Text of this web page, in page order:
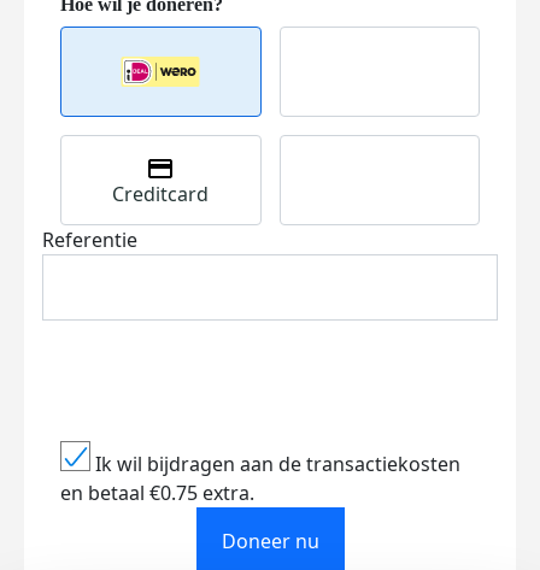
Creditcard
Referentie
Ik wil bijdragen aan de transactiekosten
en betaal €0.75 extra.
Doneer nu